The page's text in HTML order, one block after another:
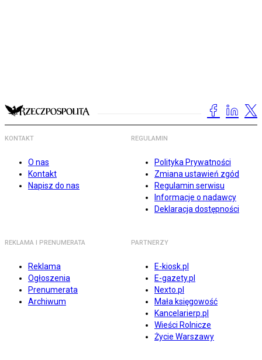
KONTAKT
O nas
Kontakt
Napisz do nas
REGULAMIN
Polityka Prywatności
Zmiana ustawień zgód
Regulamin serwisu
Informacje o nadawcy
Deklaracja dostępności
REKLAMA I PRENUMERATA
Reklama
Ogłoszenia
Prenumerata
Archiwum
PARTNERZY
E-kiosk.pl
E-gazety.pl
Nexto.pl
Mała księgowość
Kancelarierp.pl
Wieści Rolnicze
Życie Warszawy